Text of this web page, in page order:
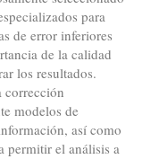
para
de error inferiores
de la calidad
los resultados.
corrección
modelos de
así como
permitir el análisis a